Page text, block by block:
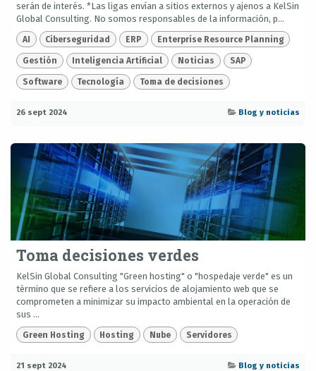
serán de interés. *Las ligas envían a sitios externos y ajenos a KelSin
Global Consulting. No somos responsables de la información, p...
AI Ciberseguridad ERP Enterprise Resource Planning
Gestión Inteligencia Artificial Noticias SAP
Software Tecnología Toma de decisiones
26 sept 2024 Blog y noticias
Toma decisiones verdes
KelSin Global Consulting "Green hosting" o "hospedaje verde" es un
término que se refiere a los servicios de alojamiento web que se
comprometen a minimizar su impacto ambiental en la operación de
sus ...
Green Hosting Hosting Nube Servidores
21 sept 2024 Blog y noticias